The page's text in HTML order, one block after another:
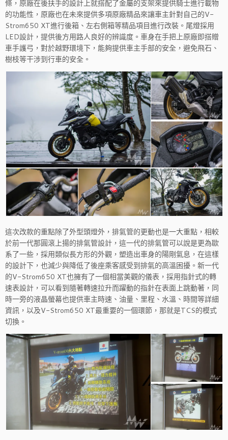
條，原廠在後扶手的設計上就搭配了金屬的支架來提供騎士進行載物
的功能性，原廠也在未來提供多項原廠精品來讓車主針對自己的V-
Strom650 XT進行後箱、左右側箱等精品項目進行改裝。尾燈採用
LED設計，提供後方用路人良好的辨識度。車身在手把上原廠即搭贈
車手護弓，對於越野環境下，能夠提供車主手部的安全，避免飛石、
樹枝等干涉到行車的安全。
這次改款的重點除了外型頭燈外，排氣管的更動也是一大重點，相較
於前一代那圓滾上揚的排氣管設計，這一代的排氣管可以說是更為歐
系了一些，採用類似長方形的外觀，塑造出車身的陽剛氣息，在這樣
的設計下，也減少與降低了後座乘客感受到排氣的高溫困擾。新一代
的V-Strom650 XT也擁有了一個相當美觀的儀表，採用指針式的轉
速表設計，可以看到隨著轉速拉升而躍動的指針在表面上跳動著，同
時一旁的液晶螢幕也提供車主時速、油量、里程、水溫、時間等詳細
資訊，以及V-Strom650 XT最重要的一個環節，那就是TCS的模式
切換。